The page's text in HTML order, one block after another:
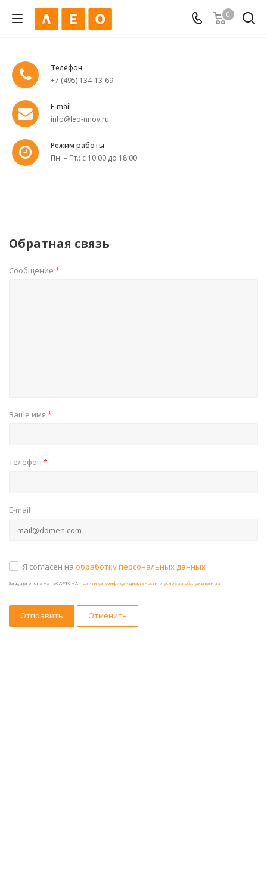
0
Телефон
+7 (495) 134-13-69
E-mail
info@leo-nnov.ru
Режим работы
Пн. – Пт.: с 10:00 до 18:00
Обратная связь
Сообщение *
Ваше имя *
Телефон *
E-mail
Я согласен на обработку персональных данных
Защита от спама reCAPTCHA политика конфиденциальности и условия обслуживания
Отменить